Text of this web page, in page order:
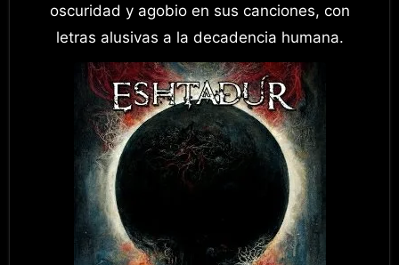
oscuridad y agobio en sus canciones, con
letras alusivas a la decadencia humana.